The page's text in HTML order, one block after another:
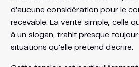
d’aucune considération pour le
recevable. La vérité simple, celle
à un slogan, trahit presque
situations qu’elle prétend décrire.